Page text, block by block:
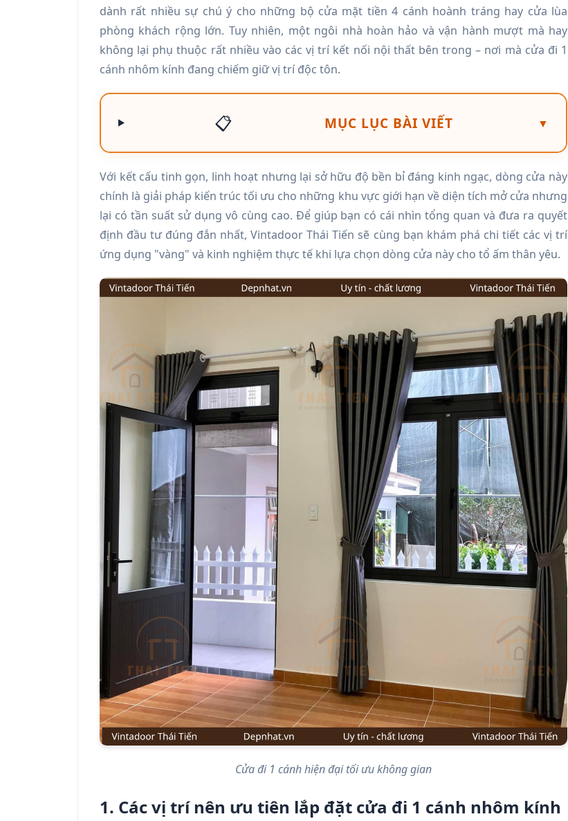
dành rất nhiều sự chú ý cho những bộ cửa mặt tiền 4 cánh hoành tráng hay cửa lùa
phòng khách rộng lớn. Tuy nhiên, một ngôi nhà hoàn hảo và vận hành mượt mà hay
không lại phụ thuộc rất nhiều vào các vị trí kết nối nội thất bên trong – nơi mà cửa đi 1
cánh nhôm kính đang chiếm giữ vị trí độc tôn.
📋 MỤC LỤC BÀI VIẾT ▼
Với kết cấu tinh gọn, linh hoạt nhưng lại sở hữu độ bền bỉ đáng kinh ngạc, dòng cửa này
chính là giải pháp kiến trúc tối ưu cho những khu vực giới hạn về diện tích mở cửa nhưng
lại có tần suất sử dụng vô cùng cao. Để giúp bạn có cái nhìn tổng quan và đưa ra quyết
định đầu tư đúng đắn nhất, Vintadoor Thái Tiến sẽ cùng bạn khám phá chi tiết các vị trí
ứng dụng "vàng" và kinh nghiệm thực tế khi lựa chọn dòng cửa này cho tổ ấm thân yêu.
Cửa đi 1 cánh hiện đại tối ưu không gian
1. Các vị trí nên ưu tiên lắp đặt cửa đi 1 cánh nhôm kính